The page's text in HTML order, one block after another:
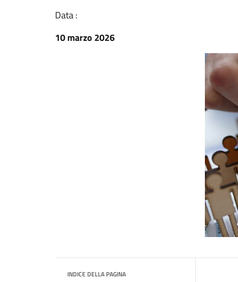
Data :
10 marzo 2026
INDICE DELLA PAGINA